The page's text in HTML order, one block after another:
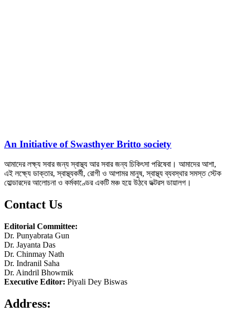
An Initiative of Swasthyer Britto society
আমাদের লক্ষ্য সবার জন্য স্বাস্থ্য আর সবার জন্য চিকিৎসা পরিষেবা। আমাদের আশা,
এই লক্ষ্যে ডাক্তার, স্বাস্থ্যকর্মী, রোগী ও আপামর মানুষ, স্বাস্থ্য ব্যবস্থার সমস্ত স্টেক
হোল্ডারদের আলোচনা ও কর্মকাণ্ডের একটি মঞ্চ হয়ে উঠবে ডক্টরস ডায়ালগ।
Contact Us
Editorial Committee:
Dr. Punyabrata Gun
Dr. Jayanta Das
Dr. Chinmay Nath
Dr. Indranil Saha
Dr. Aindril Bhowmik
Executive Editor: Piyali Dey Biswas
Address: